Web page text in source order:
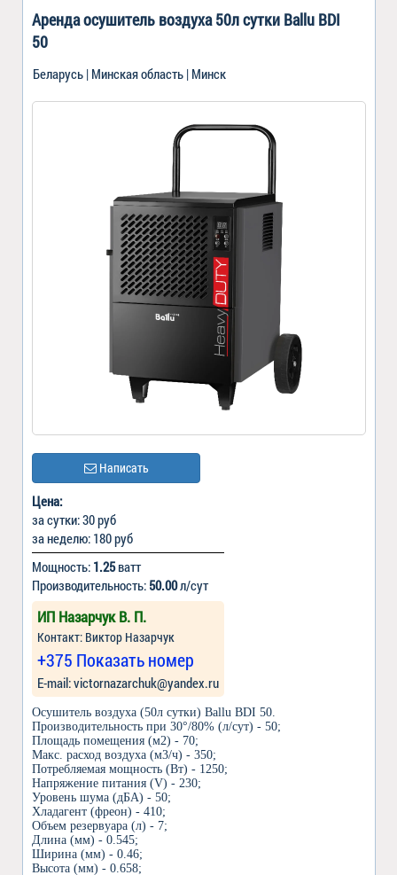
Аренда осушитель воздуха 50л сутки Ballu BDI
50
Беларусь | Минская область | Минск
Написать
Цена:
за сутки: 30 руб
за неделю: 180 руб
Мощность: 1.25ватт
Производительность: 50.00л/сут
ИП Назарчук В. П.
Контакт: Виктор Назарчук
+375 Показать номер
Е-mail: victornazarchuk@yandex.ru
Осушитель воздуха (50л сутки) Ballu BDI 50.
Производительность при 30°/80% (л/сут) - 50;
Площадь помещения (м2) - 70;
Макс. расход воздуха (м3/ч) - 350;
Потребляемая мощность (Вт) - 1250;
Напряжение питания (V) - 230;
Уровень шума (дБА) - 50;
Хладагент (фреон) - 410;
Объем резервуара (л) - 7;
Длина (мм) - 0.545;
Ширина (мм) - 0.46;
Высота (мм) - 0.658;